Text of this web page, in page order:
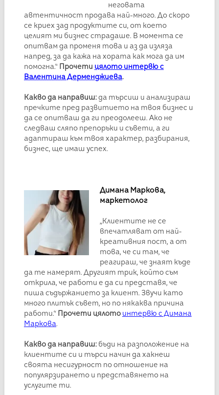
неговата
автентичност продава най-много. До скоро
се криех зад продуктите си, от което
целият ми бизнес страдаше. В момента се
опитвам да променя това и аз да изляза
напред, за да кажа на хората как мога да им
помогна.“ Прочети цялото интервю с
Валентина Дерменджиева.
Какво да направиш: да търсиш и анализираш
пречките пред развитието на твоя бизнес и
да се опитваш да ги преодолееш. Ако не
следваш сляпо препоръки и съвети, а ги
адаптираш към твоя характер, разбирания,
бизнес, ще имаш успех.
Димана Маркова,
маркетолог
„Клиентите не се
впечатляват от най-
креативния пост, а от
това, че си там, че
реагираш, че знаят къде
да те намерят. Другият трик, който съм
открила, че работи е да си представя, че
пиша съдържанието за клиент. Звучи като
много плитък съвет, но по някаква причина
работи.“ Прочети цялото интервю с Димана
Маркова.
Какво да направиш: бъди на разположение на
клиентите си и търси начин да хакнеш
своята несигурност по отношение на
популярзирането и представянето на
услугите ти.